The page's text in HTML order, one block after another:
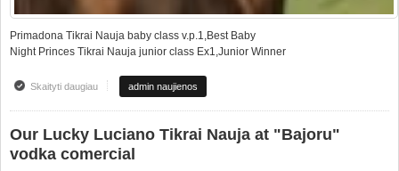
Primadona Tikrai Nauja baby class v.p.1,Best Baby
Night Princes Tikrai Nauja junior class Ex1,Junior Winner
Skaityti daugiauapie Nacionaline paroda Šilutėje, LT
admin naujienos
Our Lucky Luciano Tikrai Nauja at "Bajoru"
vodka comercial